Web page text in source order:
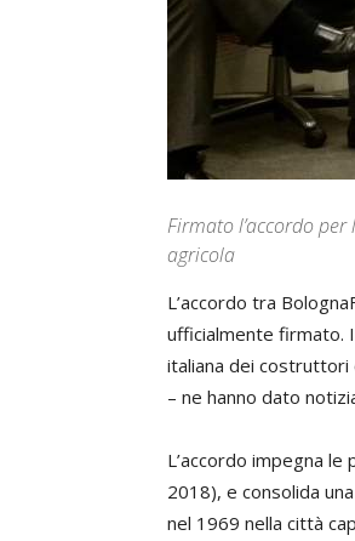
Firmato l’accordo
agricola
L’accordo tra
ufficialmente firmato.
italiana dei costruttori
– ne hanno dato
L’accordo impegna
2018), e consolida
nel 1969 nella città